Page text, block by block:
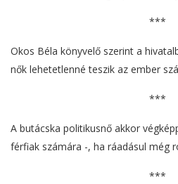
***
Okos Béla könyvelő szerint a
nők lehetetlenné teszik az ember
***
A butácska politikusnő akkor
férfiak számára -, ha ráadásul még
***